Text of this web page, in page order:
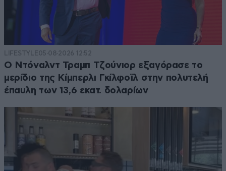
LIFESTYLE05·08·2026 12:52
Ο Ντόναλντ Τραμπ Τζούνιορ εξαγόρασε το
μερίδιο της Κίμπερλι Γκίλφοϊλ στην πολυτελή
έπαυλη των 13,6 εκατ. δολαρίων